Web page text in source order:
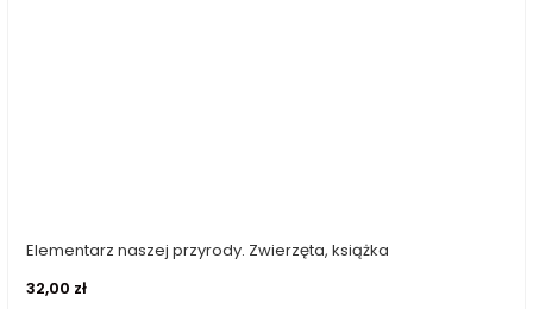
Dowiedz się więcej
Elementarz naszej przyrody. Zwierzęta, książka
32,00 zł